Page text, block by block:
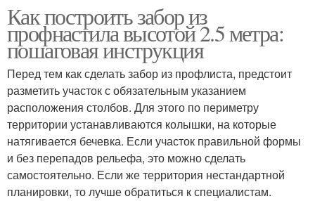
Как построить забор из
профнастила высотой 2.5 метра:
пошаговая инструкция
Перед тем как сделать забор из профлиста, предстоит
разметить участок с обязательным указанием
расположения столбов. Для этого по периметру
территории устанавливаются колышки, на которые
натягивается бечевка. Если участок правильной формы
и без перепадов рельефа, это можно сделать
самостоятельно. Если же территория нестандартной
планировки, то лучше обратиться к специалистам.